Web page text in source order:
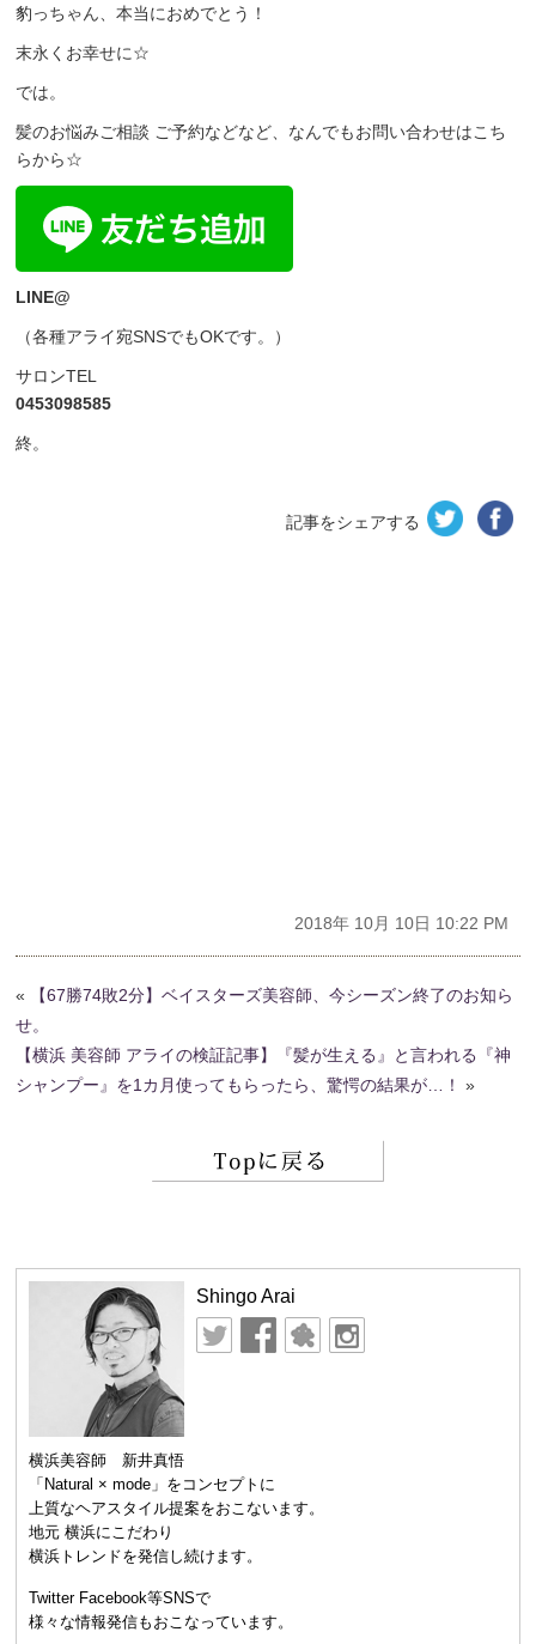
豹っちゃん、本当におめでとう！
末永くお幸せに☆
では。
髪のお悩みご相談 ご予約などなど、なんでもお問い合わせはこち
らから☆
LINE@
（各種アライ宛SNSでもOKです。）
サロンTEL
0453098585
終。
記事をシェアする
2018年 10月 10日 10:22 PM
«
【67勝74敗2分】ベイスターズ美容師、今シーズン終了のお知ら
せ。
【横浜 美容師 アライの検証記事】『髪が生える』と言われる『神
シャンプー』を1カ月使ってもらったら、驚愕の結果が…！
»
Shingo Arai
横浜美容師 新井真悟
「Natural × mode」をコンセプトに
上質なヘアスタイル提案をおこないます。
地元 横浜にこだわり
横浜トレンドを発信し続けます。
Twitter Facebook等SNSで
様々な情報発信もおこなっています。